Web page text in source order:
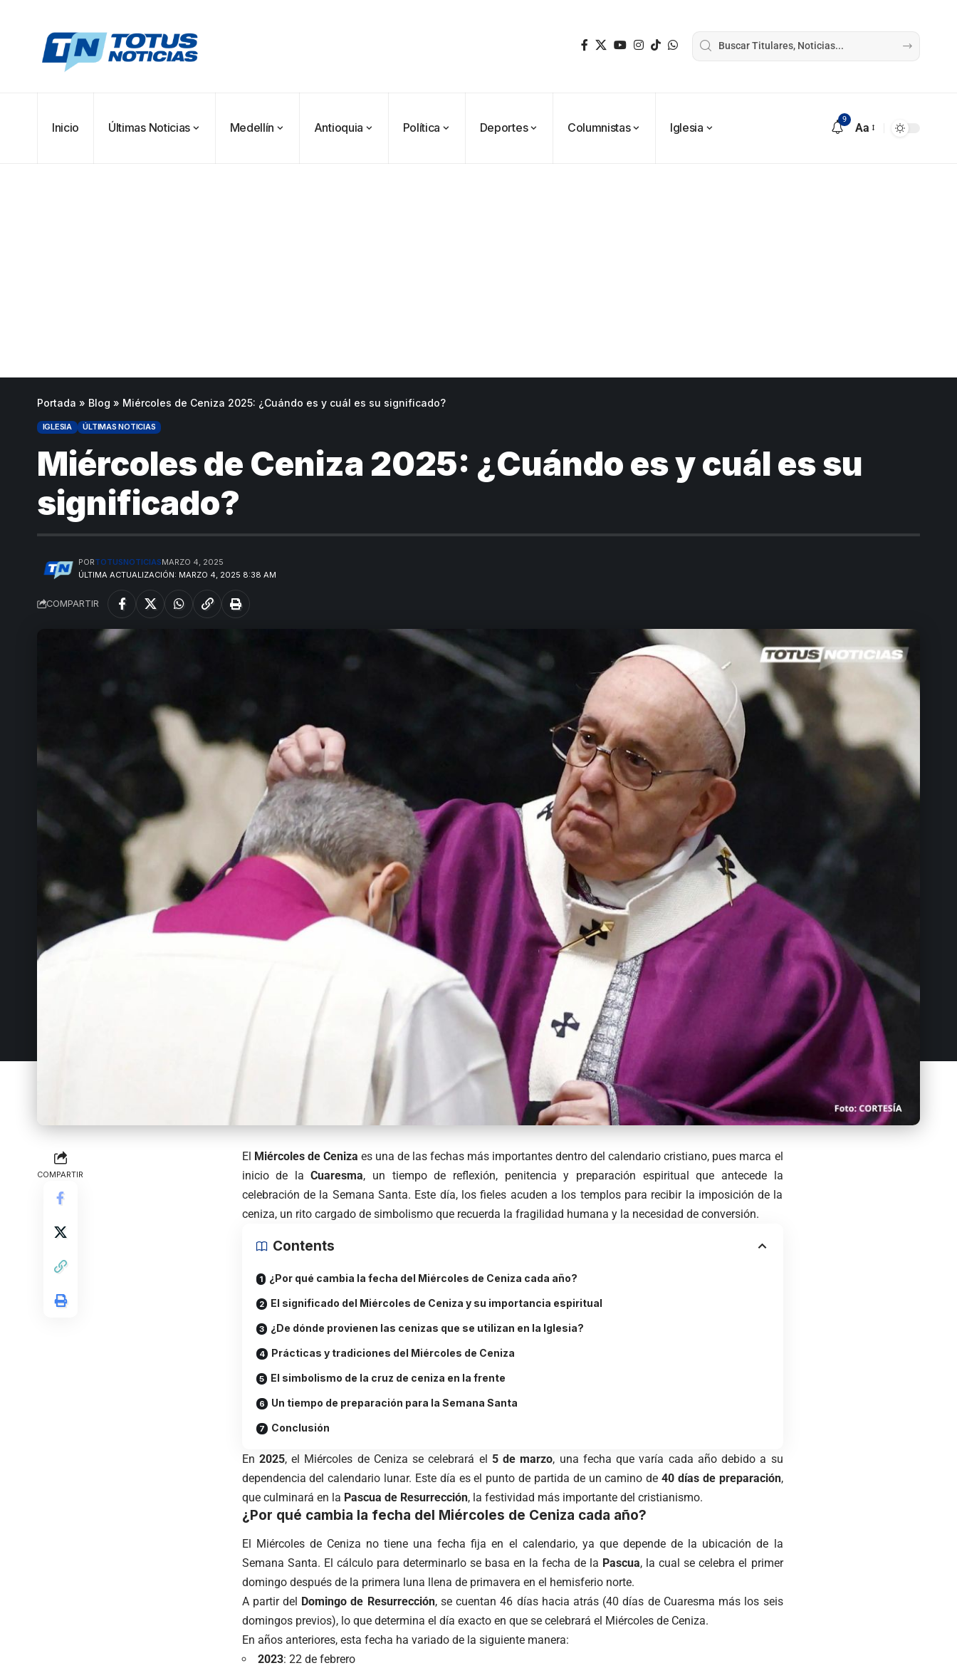
Inicio Últimas Noticias Medellín Antioquia Política Deportes Columnistas Iglesia
9
Aa
Portada » Blog » Miércoles de Ceniza 2025: ¿Cuándo es y cuál es su significado?
IGLESIA ÚLTIMAS NOTICIAS
Miércoles de Ceniza 2025: ¿Cuándo es y cuál es su
significado?
ÚLTIMA ACTUALIZACIÓN: MARZO 4, 2025 8:38 AM
PORTOTUSNOTICIASMARZO 4, 2025
COMPARTIR
COMPARTIR
El Miércoles de Ceniza es una de las fechas más importantes dentro del calendario cristiano, pues marca el
inicio de laCuaresma, un tiempo de reflexión, penitencia y preparación espiritual que antecede la
celebración de la Semana Santa. Este día, los fieles acuden a los templos para recibir la imposición de la
ceniza, un rito cargado de simbolismo que recuerda la fragilidad humana y la necesidad de conversión.
Contents
¿Por qué cambia la fecha del Miércoles de Ceniza cada año?
El significado del Miércoles de Ceniza y su importancia espiritual
¿De dónde provienen las cenizas que se utilizan en la Iglesia?
Prácticas y tradiciones del Miércoles de Ceniza
El simbolismo de la cruz de ceniza en la frente
Un tiempo de preparación para la Semana Santa
Conclusión
En 2025, el Miércoles de Ceniza se celebrará el 5 de marzo, una fecha que varía cada año debido a su
dependencia del calendario lunar. Este día es el punto de partida de un camino de 40 días de preparación,
que culminará en la Pascua de Resurrección, la festividad más importante del cristianismo.
¿Por qué cambia la fecha del Miércoles de Ceniza cada año?
El Miércoles de Ceniza no tiene una fecha fija en el calendario, ya que depende de la ubicación de la
Semana Santa. El cálculo para determinarlo se basa en la fecha de la Pascua, la cual se celebra el primer
domingo después de la primera luna llena de primavera en el hemisferio norte.
A partir del
Domingo de Resurrección, se cuentan 46 días hacia atrás (40 días de Cuaresma más los seis
domingos previos), lo que determina el día exacto en que se celebrará el Miércoles de Ceniza.
En años anteriores, esta fecha ha variado de la siguiente manera:
2023: 22 de febrero